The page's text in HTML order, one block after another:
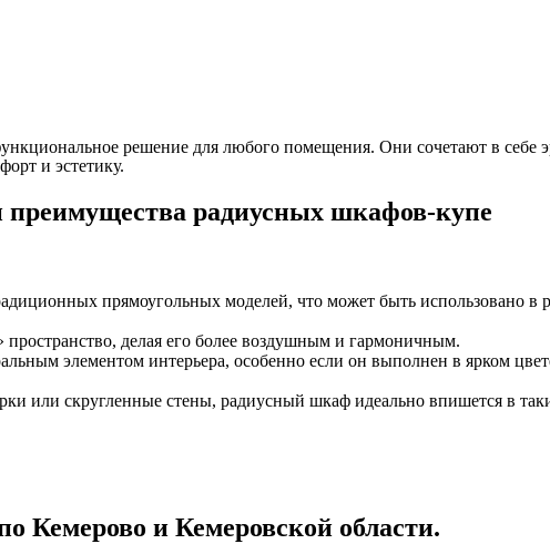
решение для любого помещения. Они сочетают в себе
и эстетику.
преимущества радиусных шкафов-купе
прямоугольных моделей, что может быть использовано в
делая его более воздушным и гармоничным.
элементом интерьера, особенно если он выполнен в ярком
или скругленные стены, радиусный шкаф идеально впишется в
Кемерово и Кемеровской области.